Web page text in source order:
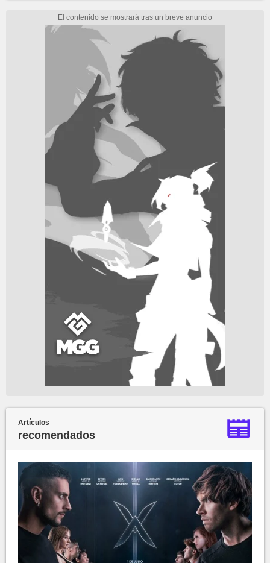
Artículos
recomendados